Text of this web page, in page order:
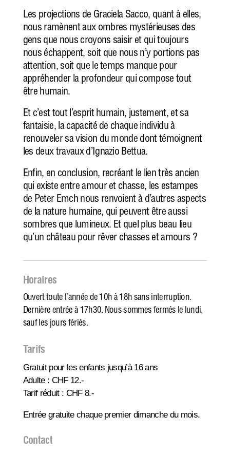
Les projections de Graciela Sacco, quant à elles,
nous ramènent aux ombres mystérieuses des
gens que nous croyons saisir et qui toujours
nous échappent, soit que nous n’y portions pas
attention, soit que le temps manque pour
appréhender la profondeur qui compose tout
être humain.
Et c’est tout l’esprit humain, justement, et sa
fantaisie, la capacité de chaque individu à
renouveler sa vision du monde dont témoignent
les deux travaux d’Ignazio Bettua.
Enfin, en conclusion, recréant le lien très ancien
qui existe entre amour et chasse, les estampes
de Peter Emch nous renvoient à d’autres aspects
de la nature humaine, qui peuvent être aussi
sombres que lumineux. Et quel plus beau lieu
qu’un château pour rêver chasses et amours ?
Horaires
Ouvert toute l’année de 10h à 18h sans interruption.
Dernière entrée à 17h30. Nous sommes fermés le lundi,
sauf les jours fériés.
Tarifs
Gratuit pour les enfants jusqu’à 16 ans
Adulte : CHF 12.-
Tarif réduit : CHF 8.-
Entrée gratuite chaque premier dimanche du mois.
Contact